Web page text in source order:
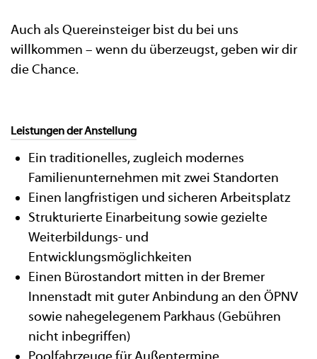
Auch als Quereinsteiger bist du bei uns
willkommen – wenn du überzeugst, geben wir dir
die Chance.
Leistungen der Anstellung
Ein traditionelles, zugleich modernes
Familienunternehmen mit zwei Standorten
Einen langfristigen und sicheren Arbeitsplatz
Strukturierte Einarbeitung sowie gezielte
Weiterbildungs- und
Entwicklungsmöglichkeiten
Einen Bürostandort mitten in der Bremer
Innenstadt mit guter Anbindung an den ÖPNV
sowie nahegelegenem Parkhaus (Gebühren
nicht inbegriffen)
Poolfahrzeuge für Außentermine